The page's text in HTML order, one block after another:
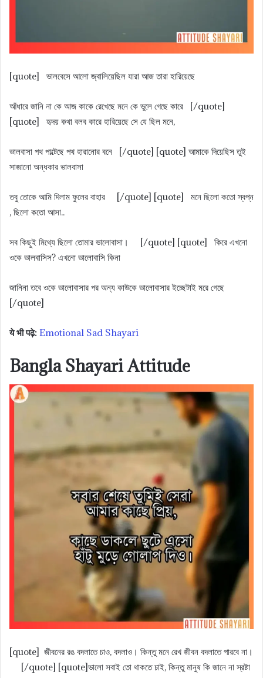
[quote] ভালবেসে আলো জ্বালিয়েছিল যারা আজ তারা হারিয়েছে
আঁধারে জানি না কে আজ কাকে রেখেছে মনে কে ভুলে গেছে কারে [/quote]
[quote] হৃদয় কথা বলব কারে হারিয়েছে সে যে ছিল মনে,
ভালবাসা পথ পাল্টেছে পথ হারানোর বনে [/quote] [quote] আমাকে দিয়েছিস তুই
সাজানো অন্ধকার ভালবাসা
তবু তোকে আমি দিলাম ফুলের বাহার [/quote] [quote] মনে ছিলো কতো স্বপ্ন
, ছিলো কতো আসা..
সব কিছুই মিথ্যে ছিলো তোমার ভালোবাসা। [/quote] [quote] কিরে এখনো
ওকে ভালবাসিস? এখনো ভালোবাসি কিনা
জানিনা তবে ওকে ভালোবাসার পর অন্য কাউকে ভালোবাসার ইচ্ছেটাই মরে গেছে
[/quote]
ये भी पढ़े: Emotional Sad Shayari
Bangla Shayari Attitude
[quote] জীবনের রঙ বদলাতে চাও, বদলাও। কিন্তু মনে রেখ জীবন বদলাতে পারবে না।
[/quote] [quote]ভালো সবাই তো থাকতে চাই, কিন্তু মানুষ কি জানে না স্রষ্টা